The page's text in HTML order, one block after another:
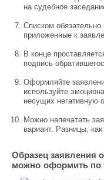
на судебное
Списком
приложенные к
В конце
подпись
Оформляйте
используйте
несущих негативную
Можно напечатать
вариант. Разницы, как
Образец заявления
можно оформить по